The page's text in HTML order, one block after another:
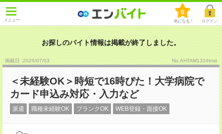
メニュー
0
気になる！ ログイン
お探しのバイト情報は掲載が終了しました。
掲載日 :2026/07/03 No.AHTAM1316tmd
＜未経験OK＞時短で16時ぴた！大学病院で
カード申込み対応・入力など
派遣 職種未経験OK ブランクOK WEB登録・面接OK